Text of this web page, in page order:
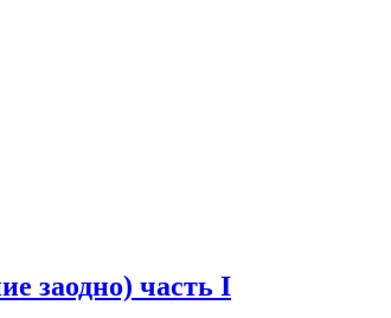
заодно) часть I